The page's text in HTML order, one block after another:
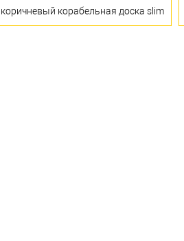
коричневый корабельная доска slim